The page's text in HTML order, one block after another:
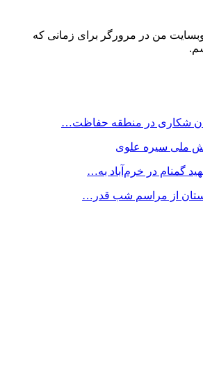
وبسایت من در مرورگر برای زمانی که
شکاری در منطقه حفاظت…
ملی سیره علوی
گمنام در خرم‌آباد به…
از مراسم شب قدر…